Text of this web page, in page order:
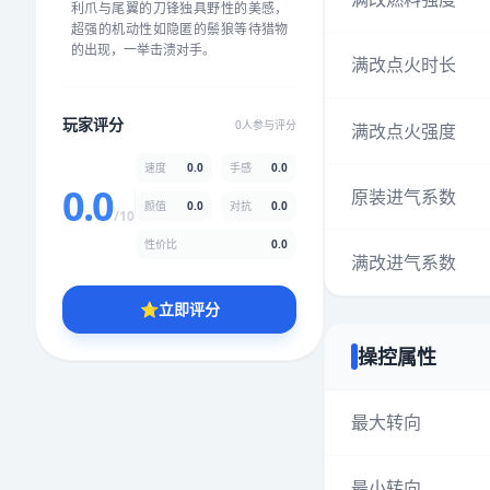
利爪与尾翼的刀锋独具野性的美感，
超强的机动性如隐匿的鬃狼等待猎物
的出现，一举击溃对手。
玩家评分 0人参与评分
0.0/10
速度 0.0 手感 0.0
颜值 0.0 对抗 0.0
性价比 0.0
⭐立即评分
满改点火时长
满改点火强度
原装进气系数
满改进气系数
操控属性
最大转向
★★★★★★★★★
★★★★
性价比 5.0分
★★★ ★★
* 综合评分为玩家评分结果，速度占比0%，手感占比0%，对抗占比
0%，性价比占比0%，颜值占比0%